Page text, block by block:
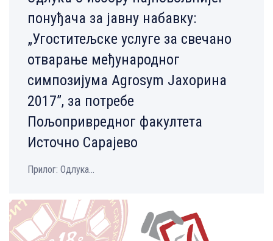
понуђача за јавну набавку:
„Угоститељске услуге за свечано
отварање међународног
симпозијума Agrosym Јахорина
2017”, за потребе
Пољопривредног факултета
Источно Сарајево
Прилог: Одлука...